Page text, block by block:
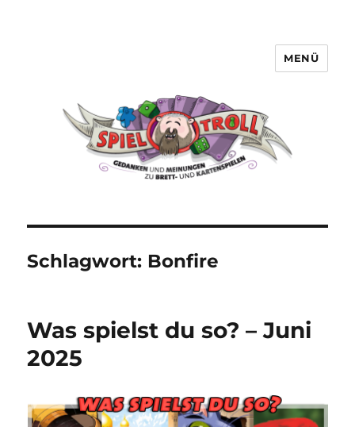
MENÜ
Schlagwort: Bonfire
Was spielst du so? – Juni
2025